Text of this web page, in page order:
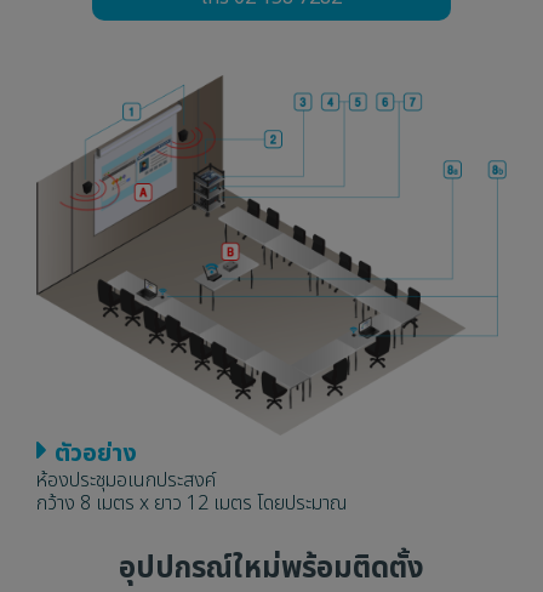
ตัวอย่าง
ห้องประชุมอเนกประสงค์
กว้าง 8 เมตร x ยาว 12 เมตร โดยประมาณ
อุปปกรณ์ใหม่พร้อมติดตั้ง